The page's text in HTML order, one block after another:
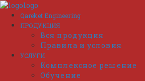
Перейти
содержимому
Qareket Engineering
ПРОДУКЦИЯ
Вся продукция
Правила и условия
УСЛУГИ
Комплексное решение
Обучение